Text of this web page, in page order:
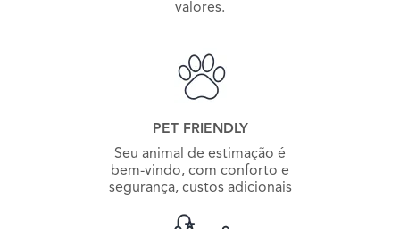
valores.
PET FRIENDLY
Seu animal de estimação é
bem-vindo, com conforto e
segurança, custos adicionais